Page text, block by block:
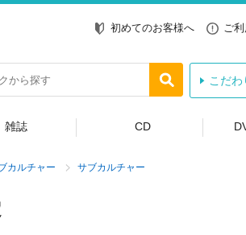
初めてのお客様へ ご
こだわ
雑誌 CD
カルチャー サブカルチャー